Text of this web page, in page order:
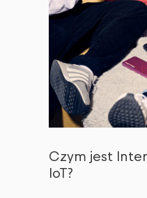
Czym jest
IoT?